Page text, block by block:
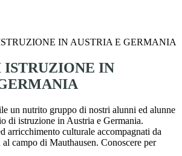
IN AUSTRIA E GERMANIA
IN
un nutrito gruppo di nostri alunni ed alunne
di istruzione in Austria e Germania.
arricchimento culturale accompagnati da
campo di Mauthausen. Conoscere per